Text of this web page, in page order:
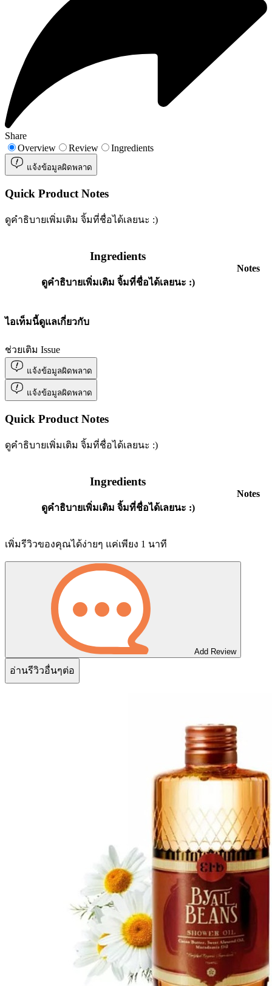
Share
Overview
Review Ingredients
แจ้งข้อมูลผิดพลาด
Quick Product Notes
ดูคำธิบายเพิ่มเติม จิ้มที่ชื่อได้เลยนะ :)
Ingredients
ดูคำธิบายเพิ่มเติม จิ้มที่ชื่อได้เลยนะ :)
Notes
ไอเท็มนี้ดูแลเกี่ยวกับ
ช่วยเติม Issue
แจ้งข้อมูลผิดพลาด
แจ้งข้อมูลผิดพลาด
Quick Product Notes
ดูคำธิบายเพิ่มเติม จิ้มที่ชื่อได้เลยนะ :)
Ingredients
ดูคำธิบายเพิ่มเติม จิ้มที่ชื่อได้เลยนะ :)
Notes
เพิ่มรีวิวของคุณได้ง่ายๆ แค่เพียง 1 นาที
Add Review
อ่านรีวิวอื่นๆต่อ